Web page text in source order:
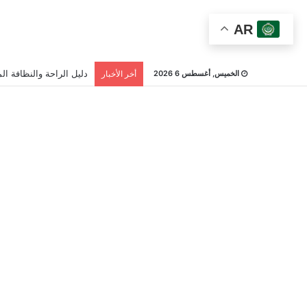
الخميس, أغسطس 6 2026 أخر الأخبار دليل الراحة والنظافة
AR